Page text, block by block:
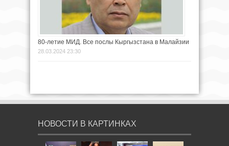
80-летие МИД. Все послы Кыргызстана в Малайзии
28.03.2024 23:30
НОВОСТИ В КАРТИНКАХ